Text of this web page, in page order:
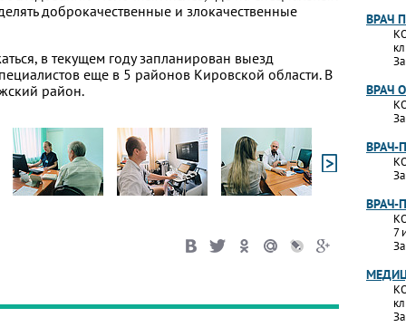
доброкачественные и злокачественные
в текущем году запланирован выезд
еще в 5 районов Кировской области. В
район.
ВРАЧ
ВРАЧ
ВРАЧ-
ВРАЧ-
7